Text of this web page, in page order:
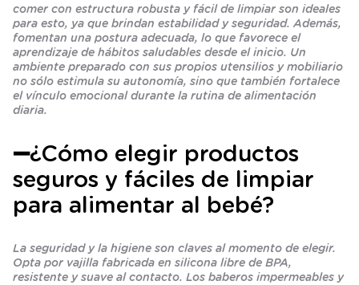
comer con estructura robusta y fácil de limpiar son ideales
para esto, ya que brindan estabilidad y seguridad. Además,
fomentan una postura adecuada, lo que favorece el
aprendizaje de hábitos saludables desde el inicio. Un
ambiente preparado con sus propios utensilios y mobiliario
no sólo estimula su autonomía, sino que también fortalece
el vínculo emocional durante la rutina de alimentación
diaria.
➖¿Cómo elegir productos
seguros y fáciles de limpiar
para alimentar al bebé?
La seguridad y la higiene son claves al momento de elegir.
Opta por vajilla fabricada en silicona libre de BPA,
resistente y suave al contacto. Los baberos impermeables y